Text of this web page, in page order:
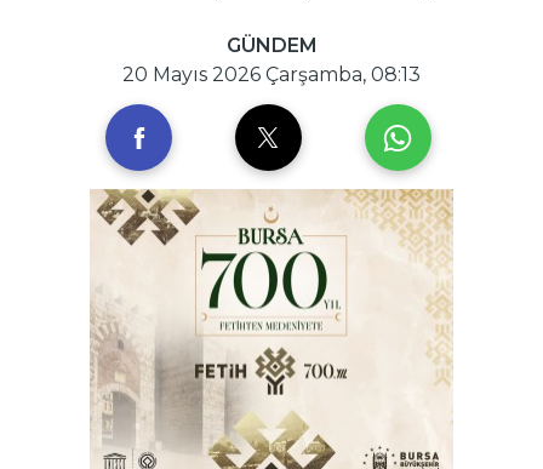
GÜNDEM
20 Mayıs 2026 Çarşamba, 08:13